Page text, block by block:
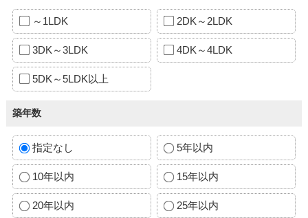
～1LDK 2DK～2LDK
3DK～3LDK 4DK～4LDK
5DK～5LDK以上
築年数
指定なし 5年以内
10年以内 15年以内
20年以内 25年以内